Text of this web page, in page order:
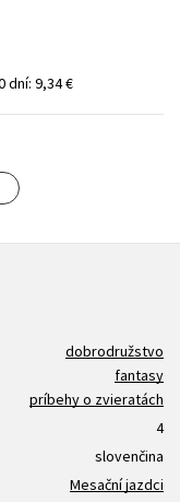
dní: 9,34 €
dobrodružstvo
fantasy
príbehy o zvieratách
4
slovenčina
Mesační jazdci